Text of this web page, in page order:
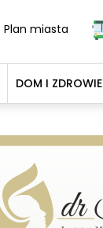
Plan miasta
DOM I ZDROWIE